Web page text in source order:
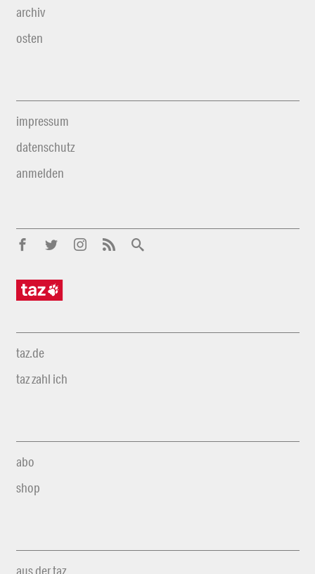
archiv
osten
impressum
datenschutz
anmelden
taz.de
taz zahl ich
abo
shop
aus der taz